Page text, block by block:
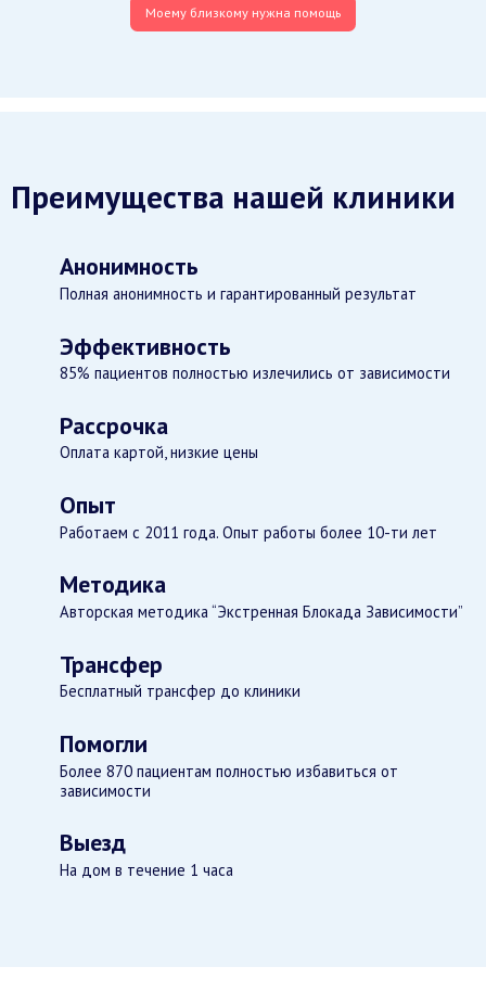
Моему близкому нужна помощь
Преимущества нашей клиники
Анонимность
Полная анонимность и гарантированный результат
Эффективность
85% пациентов полностью излечились от зависимости
Рассрочка
Оплата картой, низкие цены
Опыт
Работаем с 2011 года. Опыт работы более 10-ти лет
Методика
Авторская методика “Экстренная Блокада Зависимости”
Трансфер
Бесплатный трансфер до клиники
Помогли
Более 870 пациентам полностью избавиться от
зависимости
Выезд
На дом в течение 1 часа